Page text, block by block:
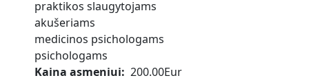
praktikos slaugytojams
akušeriams
medicinos psichologams
psichologams
Kaina asmeniui
200.00Eur